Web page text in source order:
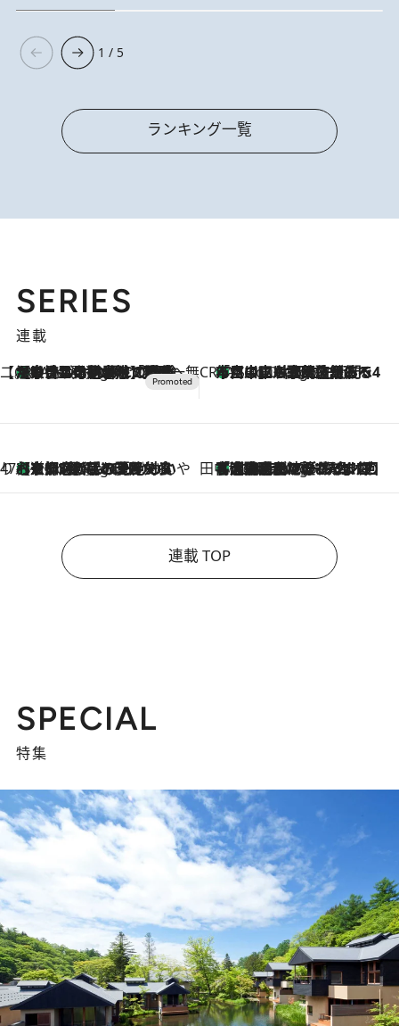
1 / 5
ランキング一覧
SERIES
連載
【CREA×星野リゾート】唯一無二。癒しと発見が待つ場所へ
2 Hours Ago
【トンボの足水浴】ヒノキの香りに包まれて涼感マックス！約13℃の湧水かけ流しを避暑地「星野温泉 トンボの湯」で体験 CREA'S CHOICE
4 Hours Ago
「立川にも歌舞伎があるんだよ」 片岡仁左衛門・市川中車ら豪華座組みで4年目の立川立飛歌舞伎へ
47都道府県の手みやげ ひんやりスイーツで夏を満喫
4 Hours Ago
【京都府】この夏絶対食べたい 冷やしておいしいおやつ3選 ひと口目から心を掴む新緑のテリーヌ 田中稲の勝手に再ブーム
9 Hours Ago
「湘南乃風に憧れて」観客大盛上がりの“タオル回し”に、ラッパー顔負けの高速歌唱まで…さだまさし（74）のアグレッシブすぎる現在地
連載 TOP
SPECIAL
特集